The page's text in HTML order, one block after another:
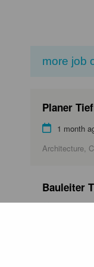
more job
Planer
1 month
Architecture,
Bauleiter